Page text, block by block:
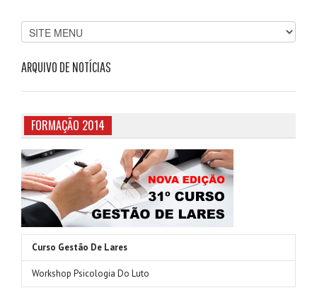
ARQUIVO DE NOTÍCIAS
FORMAÇÃO 2014
Curso Gestão De Lares
Workshop Psicologia Do Luto